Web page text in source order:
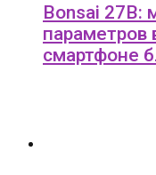
Bonsai 27B:
параметров
смартфоне